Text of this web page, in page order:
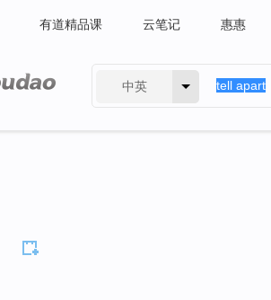
有道精品课 云笔记 惠惠
中英